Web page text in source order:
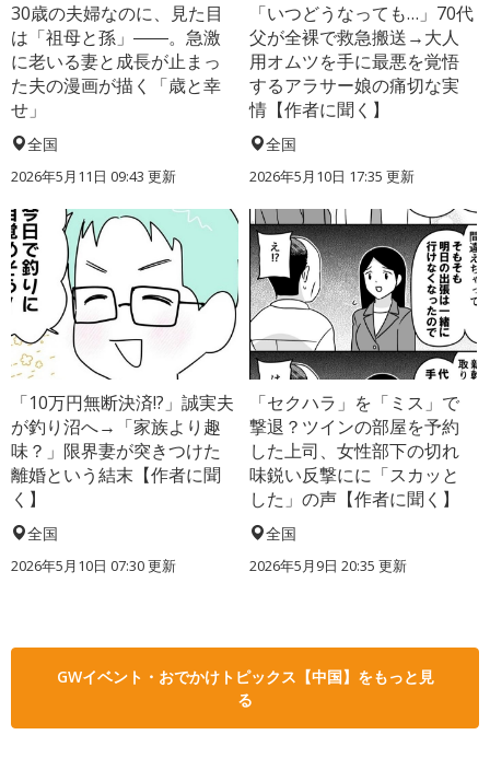
30歳の夫婦なのに、見た目
は「祖母と孫」――。急激
に老いる妻と成長が止まっ
た夫の漫画が描く「歳と幸
せ」
全国
2026年5月11日 09:43 更新
「いつどうなっても…」70代
父が全裸で救急搬送→大人
用オムツを手に最悪を覚悟
するアラサー娘の痛切な実
情【作者に聞く】
全国
2026年5月10日 17:35 更新
「10万円無断決済!?」誠実夫
が釣り沼へ→「家族より趣
味？」限界妻が突きつけた
離婚という結末【作者に聞
く】
全国
2026年5月10日 07:30 更新
「セクハラ」を「ミス」で
撃退？ツインの部屋を予約
した上司、女性部下の切れ
味鋭い反撃にに「スカッと
した」の声【作者に聞く】
全国
2026年5月9日 20:35 更新
GWイベント・おでかけトピックス【中国】をもっと見
る